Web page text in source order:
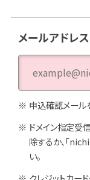
メールアドレス
申込確認メール
ドメイン指定受
除するか、「
い。